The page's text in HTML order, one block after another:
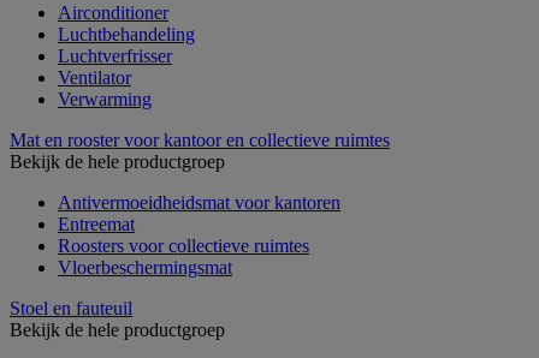
Airconditioner
Luchtbehandeling
Luchtverfrisser
Ventilator
Verwarming
Mat en rooster voor kantoor en collectieve ruimtes
Bekijk de hele productgroep
Antivermoeidheidsmat voor kantoren
Entreemat
Roosters voor collectieve ruimtes
Vloerbeschermingsmat
Stoel en fauteuil
Bekijk de hele productgroep